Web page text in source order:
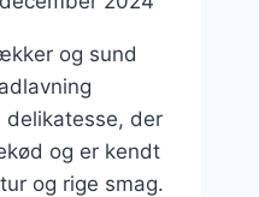
og sund
delikatesse, der
og er kendt
og rige smag.